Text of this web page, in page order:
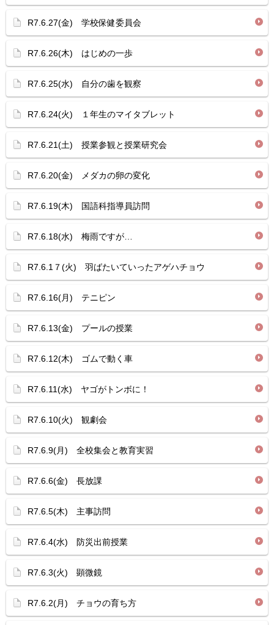
R7.6.27(金) 学校保健委員会
R7.6.26(木) はじめの一歩
R7.6.25(水) 自分の歯を観察
R7.6.24(火) １年生のマイタブレット
R7.6.21(土) 授業参観と授業研究会
R7.6.20(金) メダカの卵の変化
R7.6.19(木) 国語科指導員訪問
R7.6.18(水) 梅雨ですが…
R7.6.1７(火) 羽ばたいていったアゲハチョウ
R7.6.16(月) テニピン
R7.6.13(金) プールの授業
R7.6.12(木) ゴムで動く車
R7.6.11(水) ヤゴがトンボに！
R7.6.10(火) 観劇会
R7.6.9(月) 全校集会と教育実習
R7.6.6(金) 長放課
R7.6.5(木) 主事訪問
R7.6.4(水) 防災出前授業
R7.6.3(火) 顕微鏡
R7.6.2(月) チョウの育ち方